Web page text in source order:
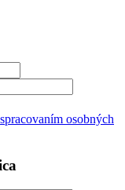
spracovaním osobných